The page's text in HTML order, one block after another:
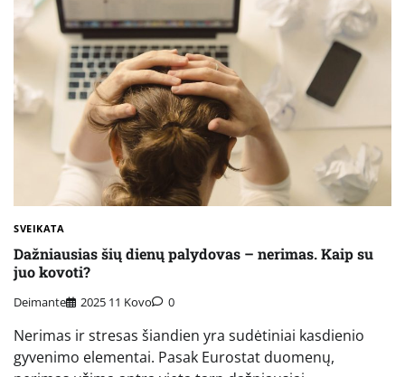
SVEIKATA
Dažniausias šių dienų palydovas – nerimas. Kaip su
juo kovoti?
Deimante 2025 11 Kovo 0
Nerimas ir stresas šiandien yra sudėtiniai kasdienio
gyvenimo elementai. Pasak Eurostat duomenų,